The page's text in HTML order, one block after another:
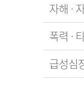
자해 ·
폭력 ·
급성심